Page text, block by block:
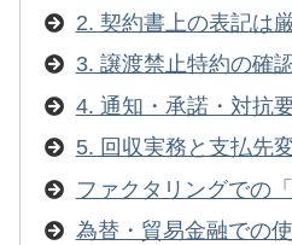
2. 契約書上の表記は
3. 譲渡禁止特約の確
4. 通知・承諾・対抗
5. 回収実務と支払先
ファクタリングでの
為替・貿易金融での